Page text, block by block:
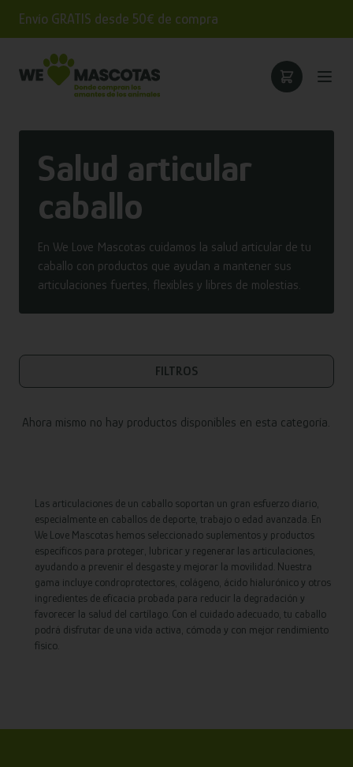
Envío GRATIS desde 50€ de compra
Salud articular
caballo
En We Love Mascotas cuidamos la salud articular de tu
caballo con productos que ayudan a mantener sus
articulaciones fuertes, flexibles y libres de molestias.
FILTROS
Ahora mismo no hay productos disponibles en esta categoría.
Las articulaciones de un caballo soportan un gran esfuerzo diario,
especialmente en caballos de deporte, trabajo o edad avanzada. En
We Love Mascotas hemos seleccionado suplementos y productos
específicos para proteger, lubricar y regenerar las articulaciones,
ayudando a prevenir el desgaste y mejorar la movilidad. Nuestra
gama incluye condroprotectores, colágeno, ácido hialurónico y otros
ingredientes de eficacia probada para reducir la degradación y
favorecer la salud del cartílago. Con el cuidado adecuado, tu caballo
podrá disfrutar de una vida activa, cómoda y con mejor rendimiento
físico.